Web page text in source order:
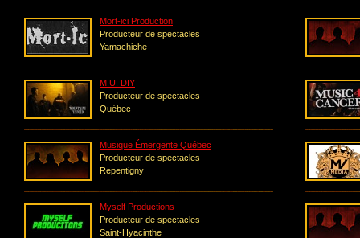
Mort-ici Production
Producteur de spectacles
Yamachiche
M.U. DIY
Producteur de spectacles
Québec
Musique Émergente Québec
Producteur de spectacles
Repentigny
Myself Productions
Producteur de spectacles
Saint-Hyacinthe